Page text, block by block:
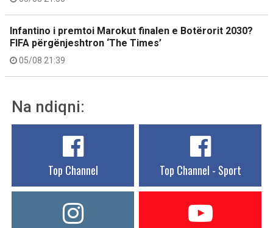
Infantino i premtoi Marokut finalen e Botërorit 2030?
FIFA përgënjeshtron ‘The Times’
05/08 21:39
Na ndiqni:
Top Channel Top Channel - Sport